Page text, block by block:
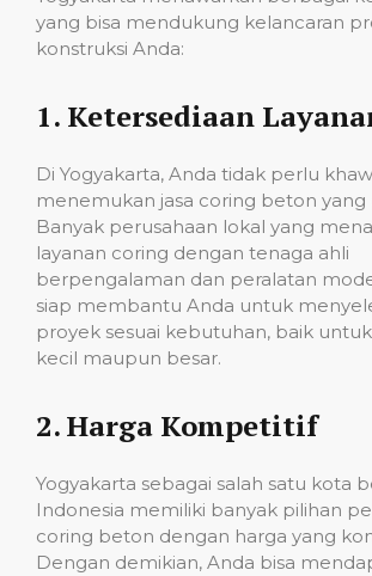
yang bisa mendukung kelancaran
konstruksi Anda:
1. Ketersediaan
Di Yogyakarta, Anda tidak perlu
menemukan jasa coring beton yang
Banyak perusahaan lokal yang
layanan coring dengan tenaga ahli
berpengalaman dan peralatan
siap membantu Anda untuk
proyek sesuai kebutuhan, baik
kecil maupun besar.
2.Harga Kompetitif
Yogyakarta sebagai salah satu kota
Indonesia memiliki banyak pilihan
coring beton dengan harga yang
Dengan demikian, Anda bisa